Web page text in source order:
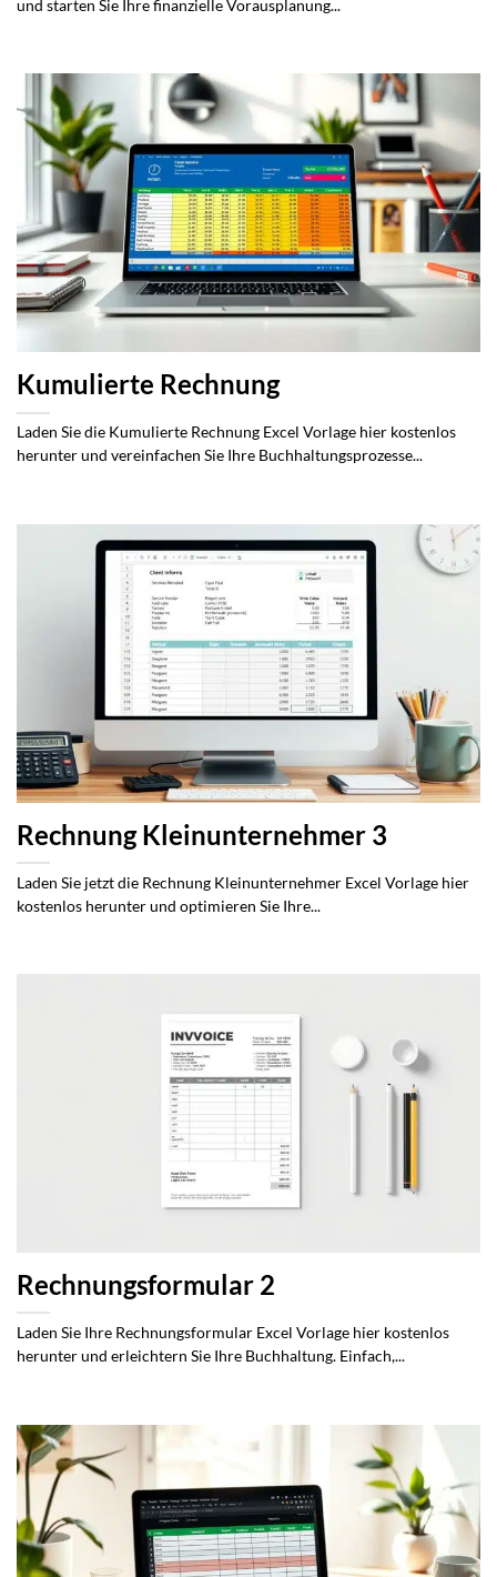
und starten Sie Ihre finanzielle Vorausplanung...
Kumulierte Rechnung
Laden Sie die Kumulierte Rechnung Excel Vorlage hier kostenlos
herunter und vereinfachen Sie Ihre Buchhaltungsprozesse...
Rechnung Kleinunternehmer 3
Laden Sie jetzt die Rechnung Kleinunternehmer Excel Vorlage hier
kostenlos herunter und optimieren Sie Ihre...
Rechnungsformular 2
Laden Sie Ihre Rechnungsformular Excel Vorlage hier kostenlos
herunter und erleichtern Sie Ihre Buchhaltung. Einfach,...